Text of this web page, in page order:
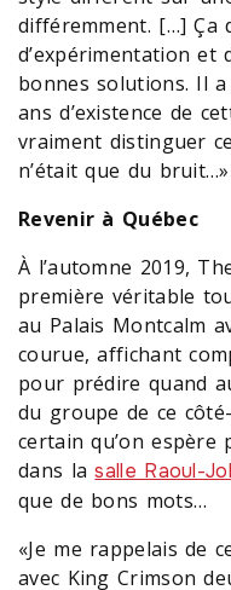
différemment. […] Ça
d’expérimentation
bonnes solutions. Il
ans d’existence de
vraiment distinguer
n’était que du bruit…»
Revenir à Québec
À l’automne 2019,
première véritable
au Palais Montcalm
courue, affichant
pour prédire quand
du groupe de ce
certain qu’on
dans lasalle Raoul-
que de bons mots…
«Je me rappelais de
avec King Crimson